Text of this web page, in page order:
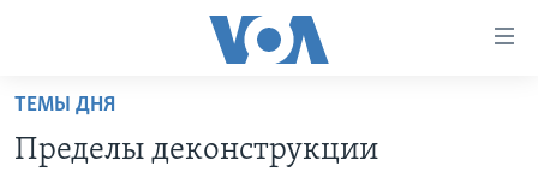
Перейти
основной
ПРОГРАММЫ
ТЕМЫ ДНЯ
Пределы деконструкции